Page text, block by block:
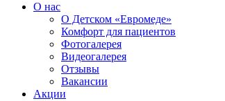
О нас
О Детском «Евромеде»
Комфорт для пациентов
Фотогалерея
Видеогалерея
Отзывы
Вакансии
Акции